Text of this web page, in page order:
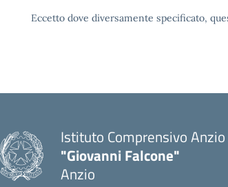
Eccetto dove diversamente specificato,
Istituto Comprensivo Anzio
"Giovanni Falcone"
Anzio